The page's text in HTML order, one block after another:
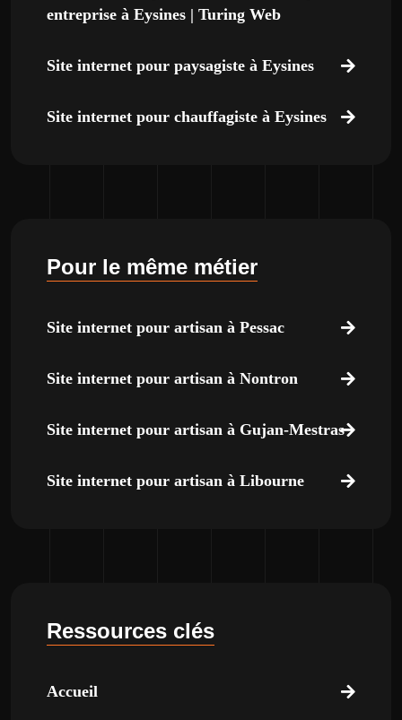
entreprise à Eysines | Turing Web
Site internet pour paysagiste à Eysines
Site internet pour chauffagiste à Eysines
Pour le même métier
Site internet pour artisan à Pessac
Site internet pour artisan à Nontron
Site internet pour artisan à Gujan-Mestras
Site internet pour artisan à Libourne
Ressources clés
Accueil